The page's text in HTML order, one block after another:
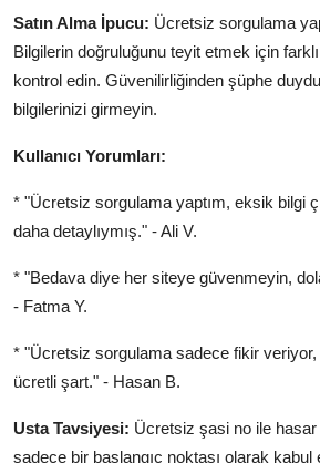
Satın Alma İpucu: Ücretsiz sorgulama
Bilgilerin doğruluğunu teyit etmek için
kontrol edin. Güvenilirliğinden şüphe
bilgilerinizi girmeyin.
Kullanıcı Yorumları:
* "Ücretsiz sorgulama yaptım, eksik bilgi
daha detaylıymış." - Ali V.
* "Bedava diye her siteye güvenmeyin,
- Fatma Y.
* "Ücretsiz sorgulama sadece fikir
ücretli şart." - Hasan B.
Usta Tavsiyesi: Ücretsiz şasi no ile
sadece bir başlangıç noktası olarak kabul